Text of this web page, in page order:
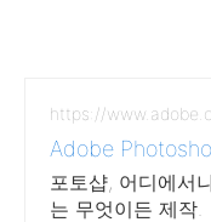
https://
Adobe
포토샵, 어디에서
는 무엇이든 제작.